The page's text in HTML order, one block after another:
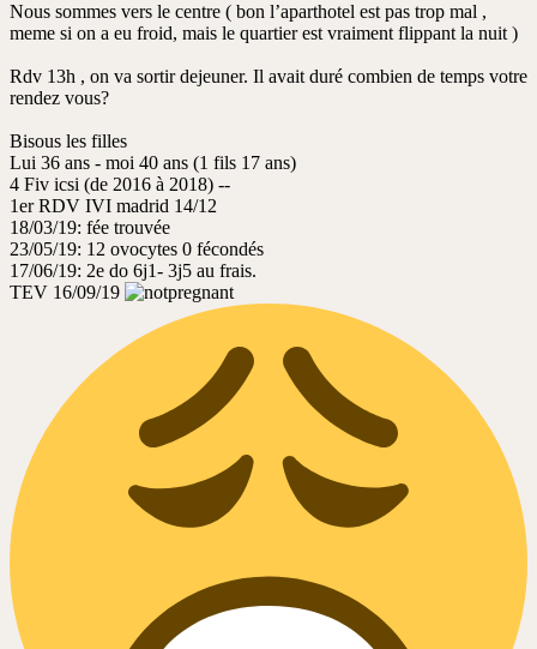
Nous sommes vers le centre ( bon l’aparthotel est pas trop mal ,
meme si on a eu froid, mais le quartier est vraiment flippant la nuit )
Rdv 13h , on va sortir dejeuner. Il avait duré combien de temps votre
rendez vous?
Bisous les filles
Lui 36 ans - moi 40 ans (1 fils 17 ans)
4 Fiv icsi (de 2016 à 2018) --
1er RDV IVI madrid 14/12
18/03/19: fée trouvée
23/05/19: 12 ovocytes 0 fécondés
17/06/19: 2e do 6j1- 3j5 au frais.
TEV 16/09/19